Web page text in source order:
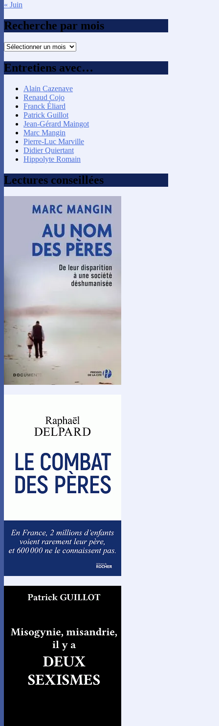
« Juin
Recherche par mois
Recherche
mois
Entretiens avec…
Alain Cazenave
Renaud Cojo
Franck Éliard
Patrick Guillot
Jean-Gérard Maingot
Marc Mangin
Pierre-Luc Marville
Didier Quiertant
Hippolyte Romain
Lectures conseillées